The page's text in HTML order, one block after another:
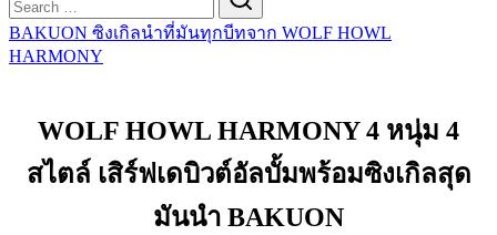
for:
BAKUON ซิงเกิลนำที่มันทุกบีทจาก WOLF HOWL
HARMONY
WOLF HOWL HARMONY 4 หนุ่ม 4
สไตล์ เสิร์ฟเดบิวต์อัลบั้มพร้อมซิงเกิลสุด
มันนำ BAKUON